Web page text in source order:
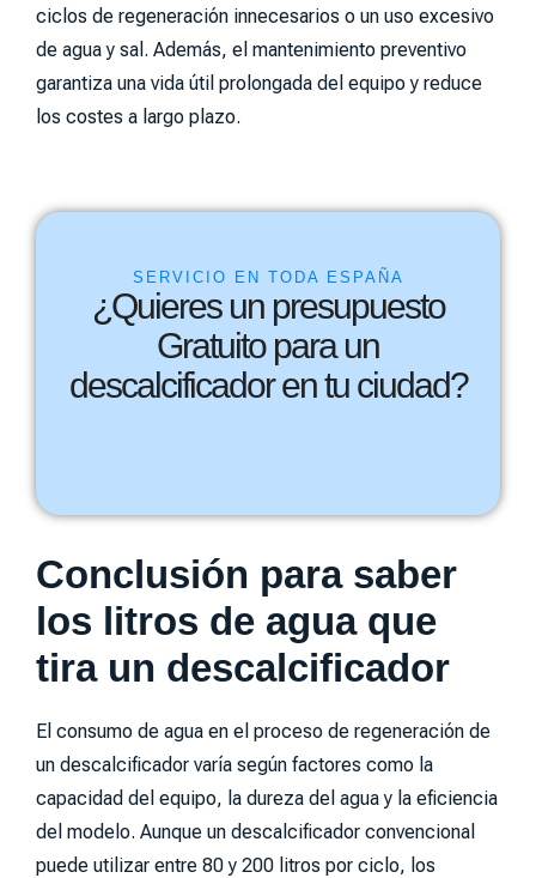
ciclos de regeneración innecesarios o un uso excesivo
de agua y sal. Además, el mantenimiento preventivo
garantiza una vida útil prolongada del equipo y reduce
los costes a largo plazo.
SERVICIO EN TODA ESPAÑA
¿Quieres un presupuesto
Gratuito para un
descalcificador en tu ciudad?
Conclusión para saber
los litros de agua que
tira un descalcificador
El consumo de agua en el proceso de regeneración de
un descalcificador varía según factores como la
capacidad del equipo, la dureza del agua y la eficiencia
del modelo. Aunque un descalcificador convencional
puede utilizar entre 80 y 200 litros por ciclo, los